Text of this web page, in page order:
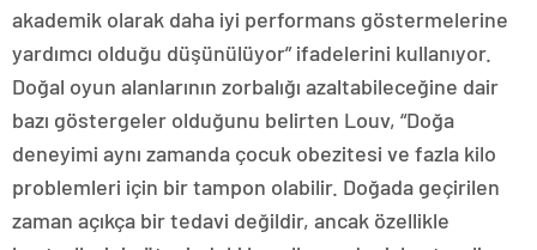
akademik olarak daha iyi performans göstermelerine
yardımcı olduğu düşünülüyor” ifadelerini kullanıyor.
Doğal oyun alanlarının zorbalığı azaltabileceğine dair
bazı göstergeler olduğunu belirten Louv, “Doğa
deneyimi aynı zamanda çocuk obezitesi ve fazla kilo
problemleri için bir tampon olabilir. Doğada geçirilen
zaman açıkça bir tedavi değildir, ancak özellikle